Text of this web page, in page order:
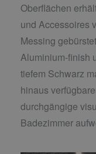
Oberflächen
und Accessoires
Messing
Aluminium-finish
tiefem Schwarz
hinaus
durchgängige
Badezimmer